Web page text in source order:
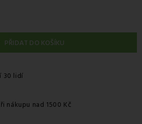
PŘIDAT DO KOŠÍKU
30 lidí
nákupu nad 1500 Kč